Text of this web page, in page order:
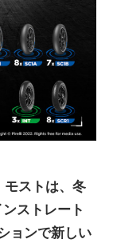
モストは、冬
ストレート
ョンで新しい